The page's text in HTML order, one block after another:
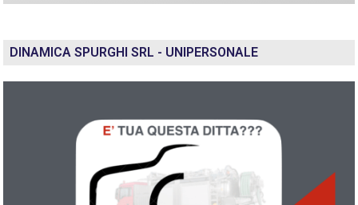
DINAMICA SPURGHI SRL - UNIPERSONALE